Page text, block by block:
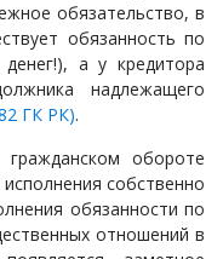
обязательство, в
обязанность по
а у кредитора
надлежащего
ГК РК).
обороте
собственно
обязанности по
отношений в